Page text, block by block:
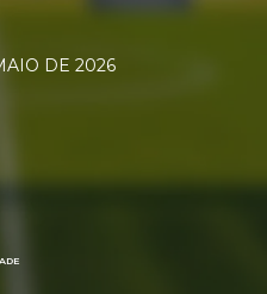
DE 2026